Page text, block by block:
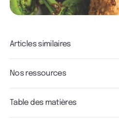
Articles similaires
Nos ressources
Table des matières